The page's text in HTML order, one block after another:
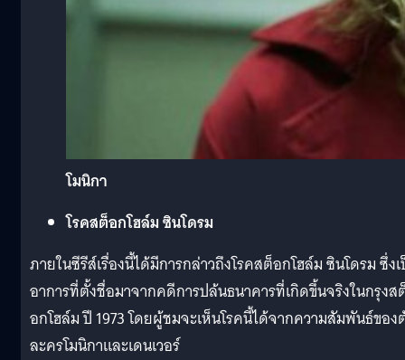
โมนิกา
โรคสต็อกโฮล์ม ซินโดรม
ภายในซีรีส์เรื่องนี้ได้มีการกล่าวถึงโรคสต็อกโฮล์ม ซินโดรม ซึ่ง
อาการที่ตั้งชื่อมาจากคดีการปล้นธนาคารที่เกิดขึ้นจริงในกรุงส
อกโฮล์ม ปี 1973 โดยผู้ชมจะเห็นโรคนี้ได้จากความสัมพันธ์ของ
ละครโมนิกาและเดนเวอร์